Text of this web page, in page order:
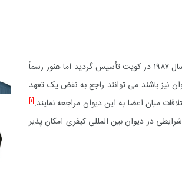
دیوان بین المللی عدالت اسلامی یکی از ارکان سازمان کنفرانس اسلامی است که در سال ۱۹۸۷ در کویت تأسیس گردید اما هنوز رسماً
نیز باشند می توانند راجع به نقض یک تعهد
میان اعضا به این دیوان مراجعه نمایند.[۱]
در دیوان بین المللی کیفری امکان پذیر